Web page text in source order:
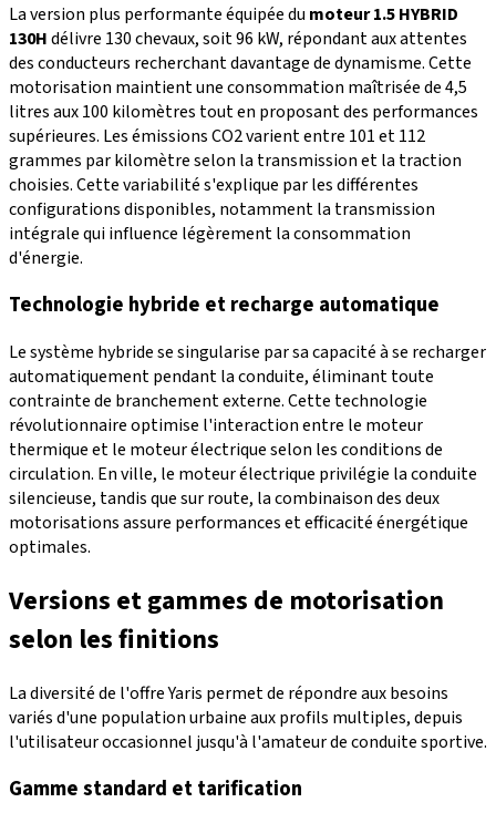
La version plus performante équipée du moteur 1.5 HYBRID
130Hdélivre 130 chevaux, soit 96 kW, répondant aux attentes
des conducteurs recherchant davantage de dynamisme. Cette
motorisation maintient une consommation maîtrisée de 4,5
litres aux 100 kilomètres tout en proposant des performances
supérieures. Les émissions CO2 varient entre 101 et 112
grammes par kilomètre selon la transmission et la traction
choisies. Cette variabilité s'explique par les différentes
configurations disponibles, notamment la transmission
intégrale qui influence légèrement la consommation
d'énergie.
Technologie hybride et recharge automatique
Le système hybride se singularise par sa capacité à se recharger
automatiquement pendant la conduite, éliminant toute
contrainte de branchement externe. Cette technologie
révolutionnaire optimise l'interaction entre le moteur
thermique et le moteur électrique selon les conditions de
circulation. En ville, le moteur électrique privilégie la conduite
silencieuse, tandis que sur route, la combinaison des deux
motorisations assure performances et efficacité énergétique
optimales.
Versions et gammes de motorisation
selon les finitions
La diversité de l'offre Yaris permet de répondre aux besoins
variés d'une population urbaine aux profils multiples, depuis
l'utilisateur occasionnel jusqu'à l'amateur de conduite sportive.
Gamme standard et tarification